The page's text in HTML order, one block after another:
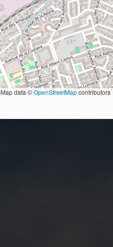
Map data ©OpenStreetMapcontributors